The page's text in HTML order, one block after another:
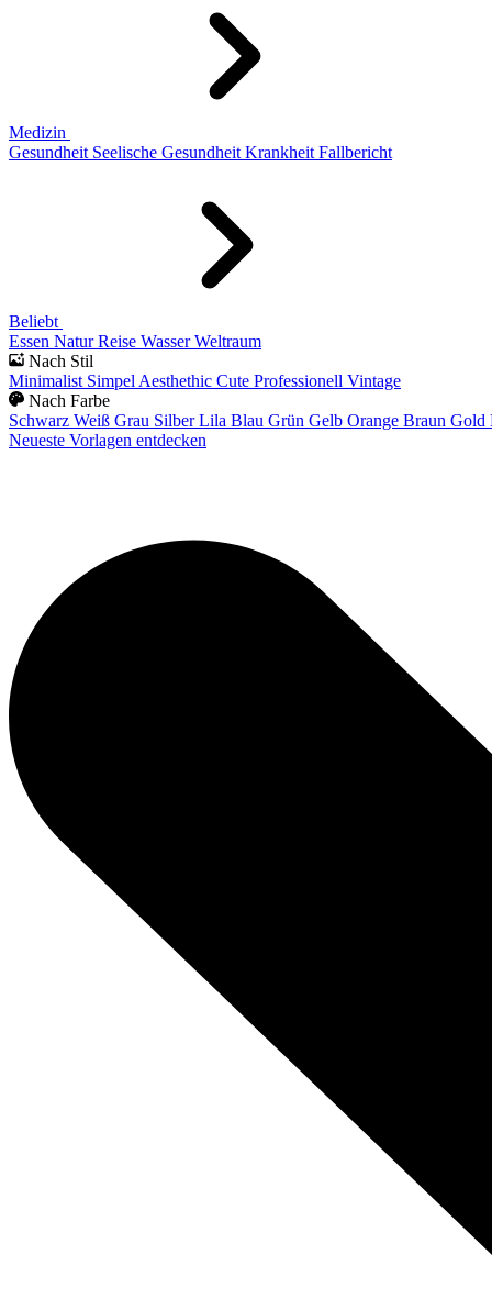
Medizin
Gesundheit Seelische Gesundheit Krankheit Fallbericht
Beliebt
Essen Natur Reise Wasser Weltraum
Nach Stil
Minimalist Simpel Aesthethic Cute Professionell Vintage
Nach Farbe
Schwarz Weiß Grau Silber Lila Blau Grün Gelb Orange Braun Gold
Neueste Vorlagen entdecken